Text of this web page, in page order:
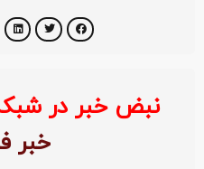
نبض خبر در
خبر